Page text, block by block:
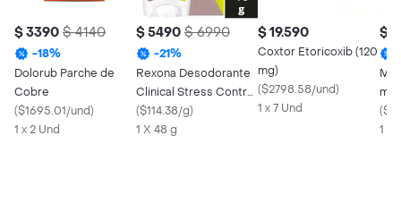
$ 3390 $ 4140
-18%
Dolorub Parche de
Cobre
($1695.01/und)
1 x 2 Und
$ 5490 $ 6990
-21%
Rexona Desodorante
Clinical Stress Control
en Crema
($114.38/g)
1 X 48 g
$ 19.590
Coxtor Etoricoxib (120
mg)
($2798.58/und)
1 x 7 Und
$
mg)
(
1 x